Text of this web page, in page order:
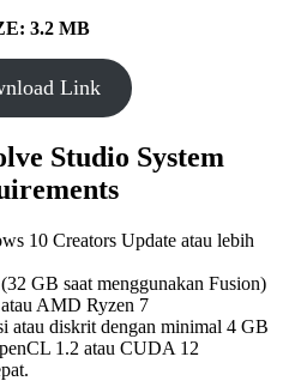
3.2 MB
Link
Studio System
10 Creators Update atau lebih
GB saat menggunakan Fusion)
AMD Ryzen 7
atau diskrit dengan minimal 4 GB
1.2 atau CUDA 12